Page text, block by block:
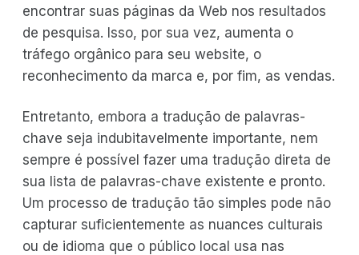
encontrar suas páginas da Web nos resultados
de pesquisa. Isso, por sua vez, aumenta o
tráfego orgânico para seu website, o
reconhecimento da marca e, por fim, as vendas.
Entretanto, embora a tradução de palavras-
chave seja indubitavelmente importante, nem
sempre é possível fazer uma tradução direta de
sua lista de palavras-chave existente e pronto.
Um processo de tradução tão simples pode não
capturar suficientemente as nuances culturais
ou de idioma que o público local usa nas